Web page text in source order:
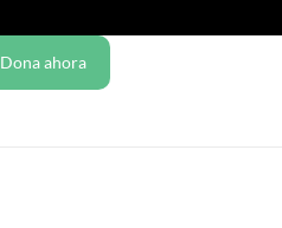
Dona ahora